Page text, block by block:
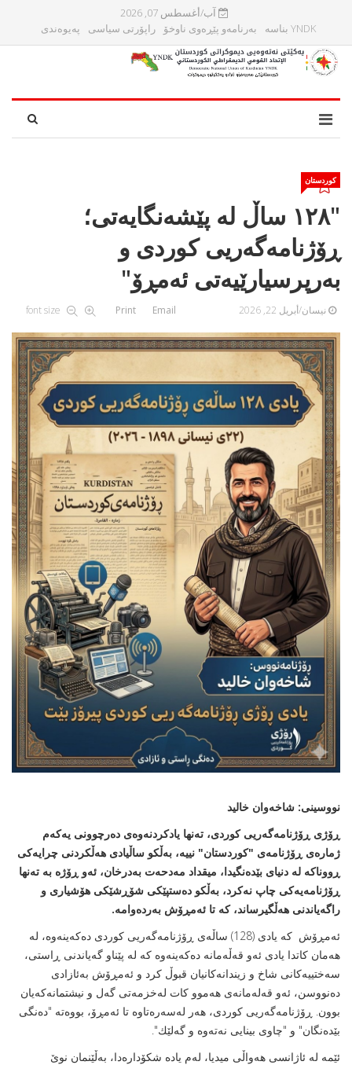
آب/أغسطس 07, 2026
YNDK بناسه‌
بەرنامەو پێڕەوی ناوخۆ راپۆرتی سیاسی پەیوەندی
کوردستان
"١٢٨ ساڵ لە پێشەنگایەتی؛
ڕۆژنامەگەریی کوردی و
بەرپرسیارێیەتی ئەمڕۆ"
نيسان/أبريل 22, 2026 font size Print Email
نووسينى: شاخه‌وان خاليد
ڕۆژی ڕۆژنامەگەریی کوردی، تەنها یادکردنەوەی دەرچوونی یەکەم
ژمارەی ڕۆژنامەی "کوردستان" نییە، بەڵکو ساڵیادی هەڵکردنی چرایەکی
ڕووناکە لە دنياى بێدەنگیدا، ميقداد مه‌دحەت بەدرخان، ئەو ڕۆژە بە تەنها
ڕۆژنامەیەکی چاپ نەکرد، بەڵکو دەستپێکی شۆڕشێکی هۆشیاری و
راگه‌ياندنى هه‌ڵگيرساند، کە تا ئەمڕۆش بەردەوامە.
ئەمڕۆش کە یادی (128) ساڵەی ڕۆژنامەگەریی کوردی دەکەینەوە، لە
هەمان کاتدا یادی ئەو قەڵەمانە دەکەینەوە کە لە پێناو گەیاندنی ڕاستی،
سەختییەکانی شاخ و زیندانەکانیان قبوڵ کرد و ئه‌مڕۆش به‌ئازادى
ده‌نووسن، ئه‌و قه‌له‌مانه‌ى هه‌موو كات له‌خزمه‌تى گه‌ل و نيشتمانه‌كه‌يان
بوون. ڕۆژنامەگەریی کوردی، هەر لەسەرەتاوە تا ئەمڕۆ، بووەتە "دەنگی
بێدەنگان" و "چاوی بینايی نەتەوە و گه‌لێك".
ئێمە لە ئاژانسی هه‌واڵى ميديا، لەم یادە شکۆدارەدا، بەڵێنمان نوێ